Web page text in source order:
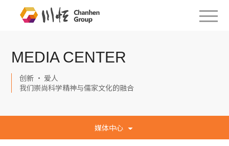
MEDIA CENTER
创新 · 爱人
我们崇尚科学精神与儒家文化的融合
媒体中心